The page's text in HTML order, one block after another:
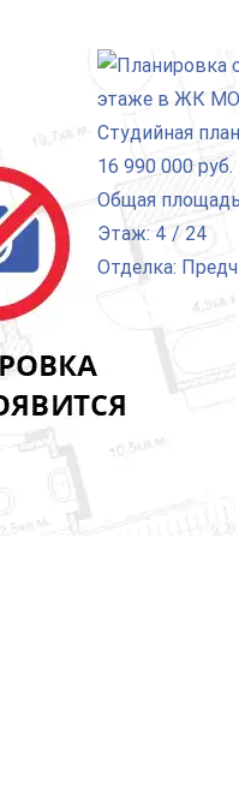
Студийная
16 990 000 руб.
Общая
Этаж: 4 / 24
Отделка: